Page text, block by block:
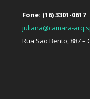
Fone: (16) 3301-0617
juliana@camara-
Rua São Bento, 887